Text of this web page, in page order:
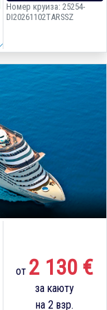
Номер круиза: 25254-
DI20261102TARSSZ
от 2 130 €
за каюту
на 2 взр.